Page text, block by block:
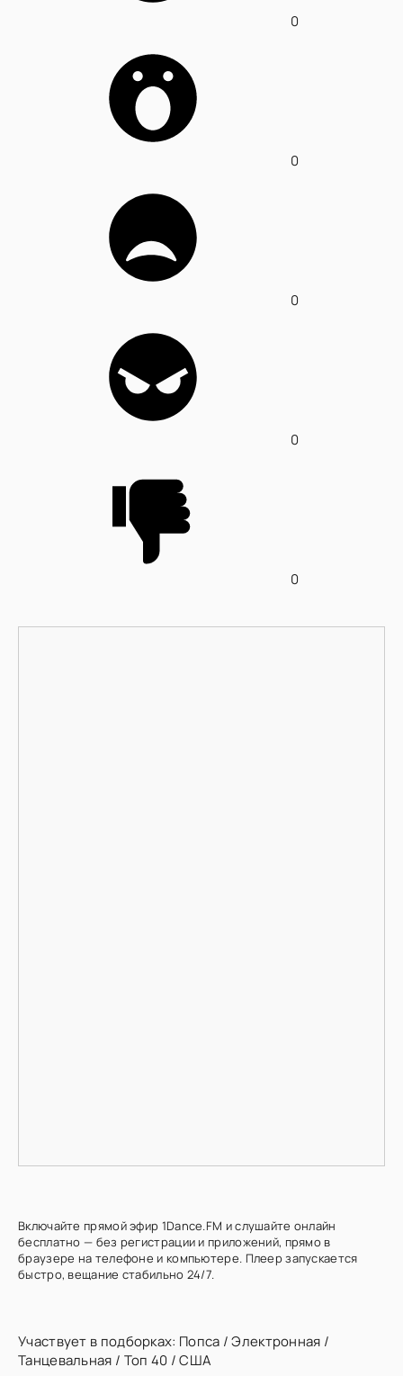
0
0
0
0
0
Включайте прямой эфир 1Dance.FM и слушайте онлайн
бесплатно — без регистрации и приложений, прямо в
браузере на телефоне и компьютере. Плеер запускается
быстро, вещание стабильно 24/7.
Участвует в подборках: Попса /Электронная /
Танцевальная / Топ 40 /США